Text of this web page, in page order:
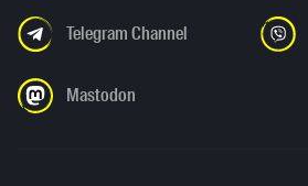
Telegram Channel
Mastodon